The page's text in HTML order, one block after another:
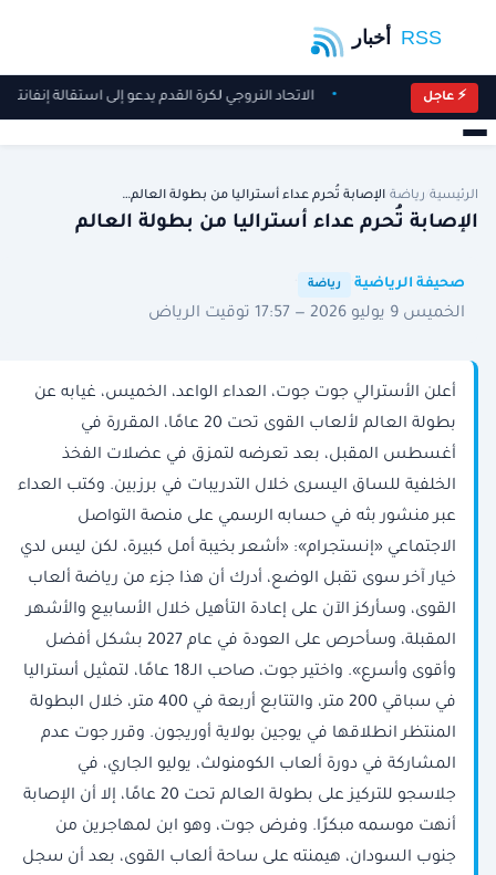
⚡ عاجل الاتحاد النروجي لكرة القدم يدعو إلى استقالة
الرئيسية رياضة الإصابة تُحرم عداء أستراليا من بطولة العالم…
الإصابة تُحرم عداء أستراليا من بطولة العالم
صحيفة الرياضية رياضة
الخميس 9 يوليو 2026 — 17:57 توقيت الرياض
أعلن الأسترالي جوت جوت، العداء الواعد، الخميس، غيابه عن
بطولة العالم لألعاب القوى ​تحت 20 عامًا، المقررة في
أغسطس المقبل، بعد تعرضه لتمزق في عضلات الفخذ
الخلفية للساق اليسرى خلال التدريبات في برزبين. وكتب العداء
عبر منشور بثه في حسابه الرسمي على منصة التواصل
الاجتماعي «إنستجرام»: «أشعر بخيبة أمل كبيرة، لكن ليس لدي
خيار آخر سوى تقبل الوضع، أدرك ⁠أن هذا جزء من رياضة ألعاب
‌القوى، وسأركز ‌الآن على إعادة التأهيل خلال الأسابيع ​والأشهر
المقبلة، وسأحرص ‌على العودة في عام 2027 بشكل أفضل
‌وأقوى وأسرع». واختير جوت، صاحب الـ18 عامًا، لتمثيل أستراليا
في سباقي 200 متر، والتتابع أربعة في 400 متر، خلال البطولة
المنتظر انطلاقها في يوجين ‌بولاية أوريجون. وقرر جوت ​عدم
⁠المشاركة ​في دورة ⁠ألعاب الكومنولث، يوليو الجاري، في
جلاسجو للتركيز على بطولة العالم تحت 20 عامًا، إلا أن الإصابة
أنهت موسمه مبكرًا. وفرض جوت، وهو ابن لمهاجرين من
جنوب السودان، هيمنته على ساحة ألعاب القوى، بعد أن سجل